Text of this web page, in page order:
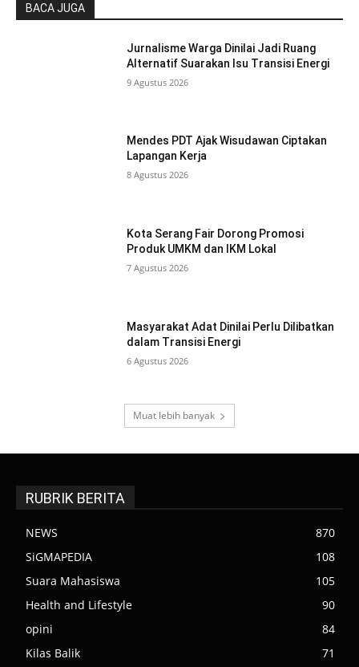
BACA JUGA
Jurnalisme Warga Dinilai Jadi Ruang
Alternatif Suarakan Isu Transisi Energi
9 Agustus 2026
Mendes PDT Ajak Wisudawan Ciptakan
Lapangan Kerja
8 Agustus 2026
Kota Serang Fair Dorong Promosi
Produk UMKM dan IKM Lokal
7 Agustus 2026
Masyarakat Adat Dinilai Perlu Dilibatkan
dalam Transisi Energi
6 Agustus 2026
Muat lebih banyak
RUBRIK BERITA
NEWS
870
SiGMAPEDIA
108
Suara Mahasiswa
105
Health and Lifestyle
90
opini
84
Kilas Balik
71